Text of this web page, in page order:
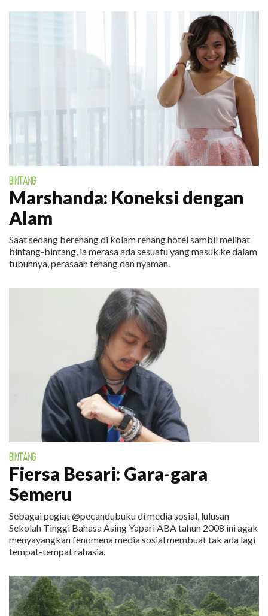
BINTANG
Marshanda: Koneksi dengan
Alam
Saat sedang berenang di kolam renang hotel sambil melihat
bintang-bintang, ia merasa ada sesuatu yang masuk ke dalam
tubuhnya, perasaan tenang dan nyaman.
BINTANG
Fiersa Besari: Gara-gara
Semeru
Sebagai pegiat @pecandubuku di media sosial, lulusan
Sekolah Tinggi Bahasa Asing Yapari ABA tahun 2008 ini agak
menyayangkan fenomena media sosial membuat tak ada lagi
tempat-tempat rahasia.